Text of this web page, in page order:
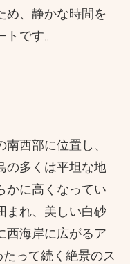
め、静かな時間を
です。
西部に位置し、
の多くは平坦な地
かに高くなってい
まれ、美しい白砂
西海岸に広がるア
って続く絶景のス